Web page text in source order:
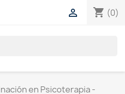
shopping_cart (0)

en Psicoterapia -